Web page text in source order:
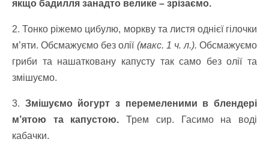
якщо бадилля занадто велике – зрізаємо.
2. Тонко ріжемо цибулю, моркву та листя однієї гілочки
м’яти. Обсмажуємо без олії (макс. 1 ч. л.). Обсмажуємо
гриби та нашатковану капусту так само без олії та
змішуємо.
3. Змішуємо йогурт з перемеленими в блендері
м’ятою та капустою. Трем сир. Гасимо на воді
кабачки.